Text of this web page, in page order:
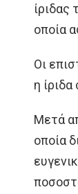
οποία
Οι
η
Μετά
οποία